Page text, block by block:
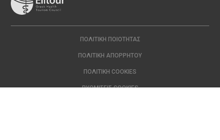
ΠΟΛΙΤΙΚΉ ΠΟΙΌΤΗΤΑΣ
ΠΟΛΙΤΙΚΉ ΑΠΟΡΡΉΤΟΥ
ΠΟΛΙΤΙΚΉ COOKIES
ΡΥΘΜΊΣΕΙΣ COOKIES